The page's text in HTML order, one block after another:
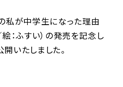
私が中学生になった理由
絵：ふすい）の発売を記念し
いたしました。